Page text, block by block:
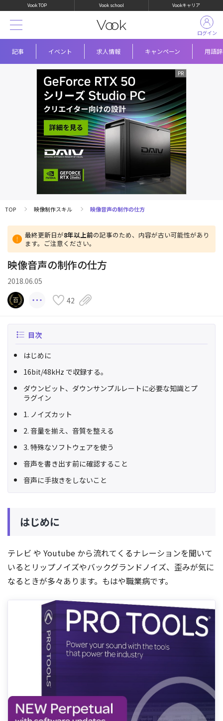
Vook TOP Vook school Vookキャリア
記事 イベント 求人情報 キャンペーン 用語
ログイン
TOP 映像制作スキル 映像音声の制作の仕方
最終更新日が8年以上前の記事のため、内容が古い可能性があり
ます。ご注意ください。
映像音声の制作の仕方
2018.06.05
42
目次
はじめに
16bit/48kHz で収録する。
ダウンビット、ダウンサンプルレートに必要な知識とプ
ラグイン
1. ノイズカット
2. 音量を揃え、音質を整える
3. 特殊なソフトウェアを使う
音声を書き出す前に確認すること
音声に手抜きをしないこと
はじめに
テレビ や Youtube から流れてくるナレーションを聞いて
いるとリップノイズやバックグランドノイズ、歪みが気に
なるときが多々あります。もはや職業病です。